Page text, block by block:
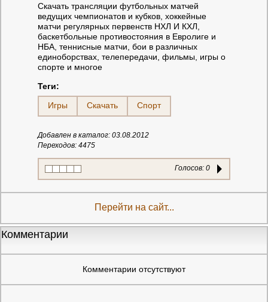
Скачать трансляции футбольных матчей
ведущих чемпионатов и кубков, хоккейные
матчи регулярных первенств НХЛ И КХЛ,
баскетбольные противостояния в Евролиге и
НБА, теннисные матчи, бои в различных
единоборствах, телепередачи, фильмы, игры о
спорте и многое
Теги:
Игры
Скачать Спорт
Добавлен в каталог: 03.08.2012
Переходов: 4475
Голосов: 0
Перейти на сайт...
Комментарии
Комментарии отсутствуют